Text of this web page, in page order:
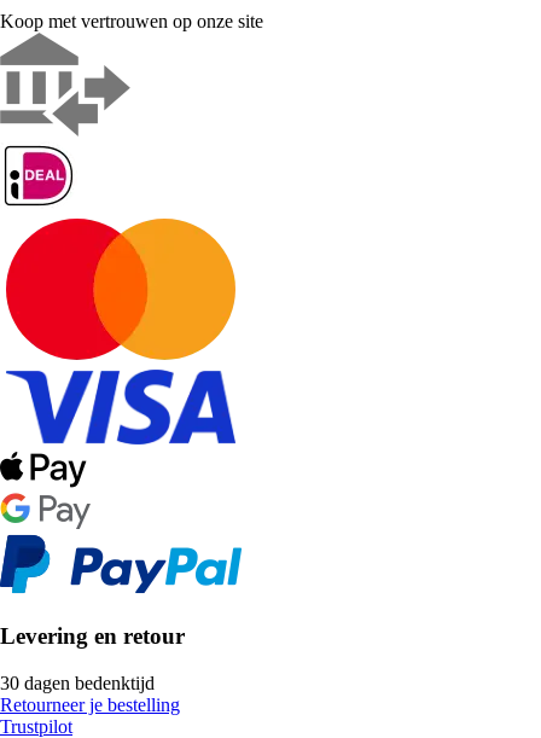
Koop met vertrouwen op onze site
Levering en retour
30 dagen bedenktijd
Retourneer je bestelling
Trustpilot